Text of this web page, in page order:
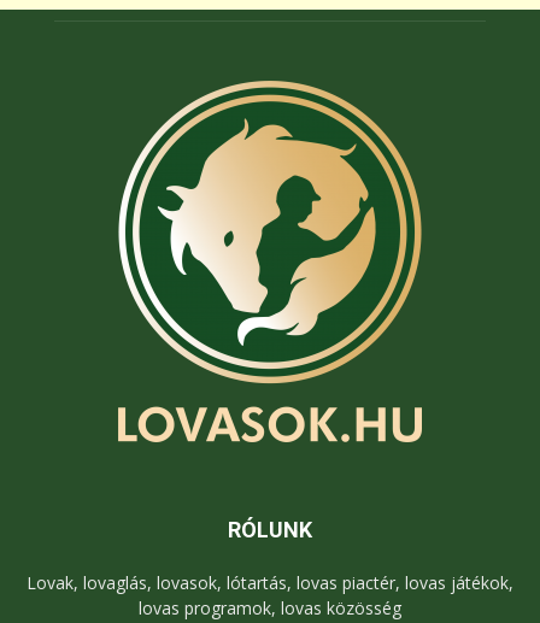
RÓLUNK
Lovak, lovaglás, lovasok, lótartás, lovas piactér, lovas játékok,
lovas programok, lovas közösség